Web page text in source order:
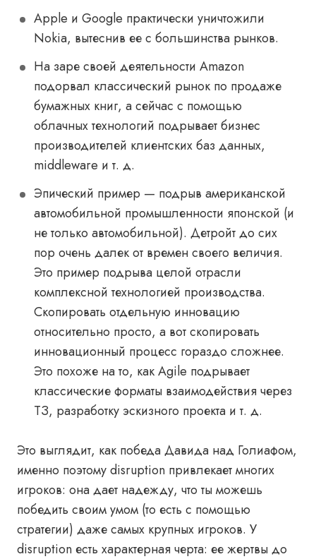
Apple и Google практически уничтожили
Nokia, вытеснив ее с большинства рынков.
На заре своей деятельности Amazon
подорвал классический рынок по продаже
бумажных книг, а сейчас с помощью
облачных технологий подрывает бизнес
производителей клиентских баз данных,
middleware и т. д.
Эпический пример — подрыв американской
автомобильной промышленности японской (и
не только автомобильной). Детройт до сих
пор очень далек от времен своего величия.
Это пример подрыва целой отрасли
комплексной технологией производства.
Скопировать отдельную инновацию
относительно просто, а вот скопировать
инновационный процесс гораздо сложнее.
Это похоже на то, как Agile подрывает
классические форматы взаимодействия через
ТЗ, разработку эскизного проекта и т. д.
Это выглядит, как победа Давида над Голиафом,
именно поэтому disruption привлекает многих
игроков: она дает надежду, что ты можешь
победить своим умом (то есть с помощью
стратегии) даже самых крупных игроков. У
disruption есть характерная черта: ее жертвы до